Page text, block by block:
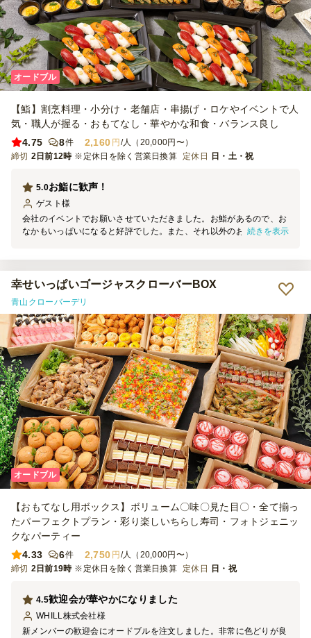
オードブル
【鮨】割烹料理・小分け・老舗店・串揚げ・ロケやイベントで人
気・職人が握る・おもてなし・華やかな和食・バランス良し
4.75
8件 2,160 円 /人（20,000円〜）
締切 2日前12時 ※定休日を除く営業日換算 定休日 日・土・祝
お鮨に歓声！
5.0
ゲスト 様
会社のイベントでお願いさせていただきました。お鮨があるので、お
なかもいっぱいになると好評でした。また、それ以外のお料理も一品
っていました。ありがとうございました。
続きを表示
幸せいっぱいゴージャスクローバーBOX
青山クローバーデリ
オードブル
【おもてなし用ボックス】ボリューム〇味〇見た目〇・全て揃っ
たパーフェクトプラン・彩り楽しいちらし寿司・フォトジェニッ
クなパーティー
4.33
6件 2,750 円 /人（20,000円〜）
締切 2日前19時 ※定休日を除く営業日換算 定休日 日・祝
歓迎会が華やかになりました
4.5
WHILL株式会社様
新メンバーの歓迎会にオードブルを注文しました。非常に色どりが良